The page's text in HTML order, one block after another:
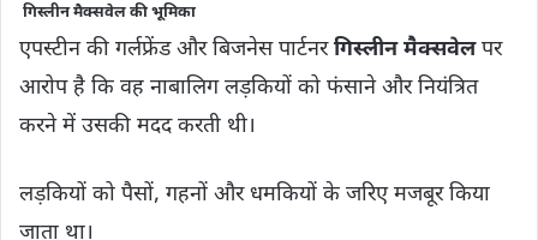
गिस्लीन मैक्सवेल की भूमिका
एपस्टीन की गर्लफ्रेंड और बिजनेस पार्टनरगिस्लीन मैक्सवेलपर
आरोप है कि वह नाबालिग लड़कियों को फंसाने और नियंत्रित
करने में उसकी मदद करती थी।
लड़कियों को पैसों, गहनों और धमकियों के जरिए मजबूर किया
जाता था।